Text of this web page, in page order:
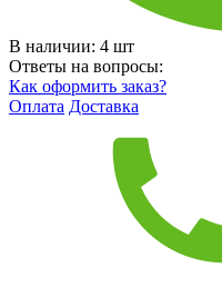
В наличии: 4 шт
Ответы на вопросы:
Как оформить заказ?
Оплата Доставка